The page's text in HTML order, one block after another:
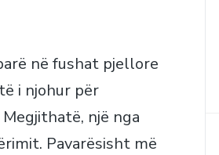
në fushat pjellore
i njohur për
një nga
Pavarësisht më